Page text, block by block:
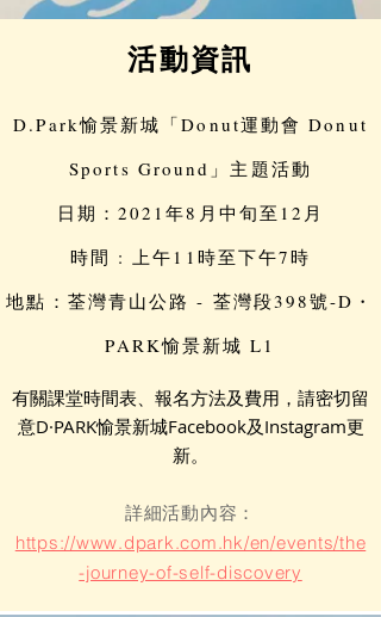
活動資訊
D.Park愉景新城「Donut運動會 Donut
Sports Ground」主題活動
日期：2021年8月中旬至12月
時間 : 上午11時至下午7時
地點：荃灣青山公路 - 荃灣段398號-D・
PARK愉景新城 L1
有關課堂時間表、報名方法及費用，請密切留
意D·PARK愉景新城Facebook及Instagram更
新。​
詳細活動內容：
https://www.dpark.com.hk/en/events/the
-journey-of-self-discovery